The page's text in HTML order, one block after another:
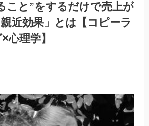
こと”をするだけで売上が
近効果」とは【コピーラ
心理学】